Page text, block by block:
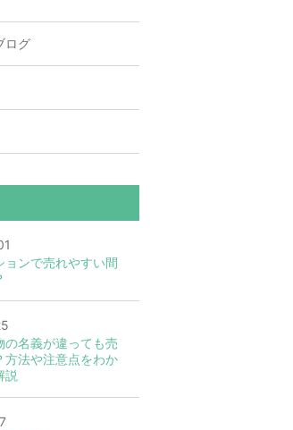
ログ
ョンで売れやすい間
の名義が違っても売
方法や注意点をわか
説